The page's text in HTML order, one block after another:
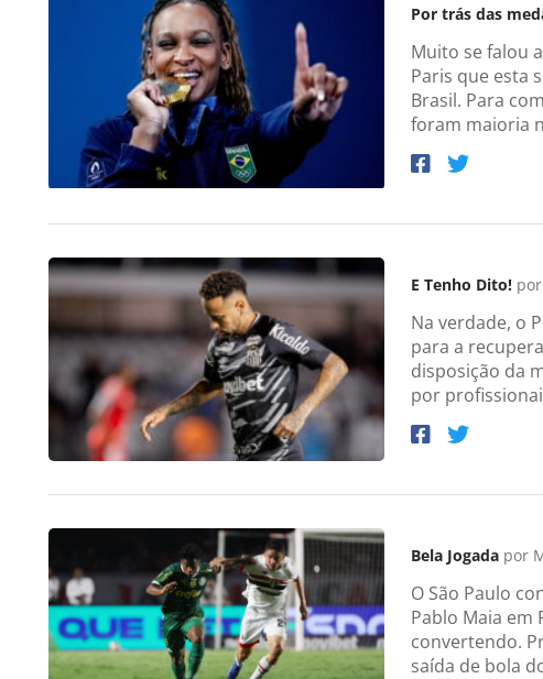
Por trás das
Muito se falou
Paris que esta
Brasil. Para
foram maioria
E Tenho Dito!por
Na verdade, o
para a
disposição da
por
Bela Jogadapor
O São Paulo
Pablo Maia em
convertendo.
saída de bola